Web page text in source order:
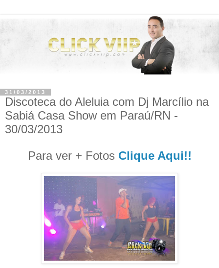
31/03/2013
Discoteca do Aleluia com Dj Marcílio na
Sabiá Casa Show em Paraú/RN -
30/03/2013
Para ver + Fotos Clique Aqui!!